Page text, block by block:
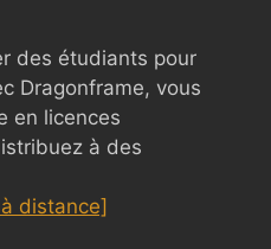
des étudiants pour
Dragonframe, vous
en licences
à des
distance]